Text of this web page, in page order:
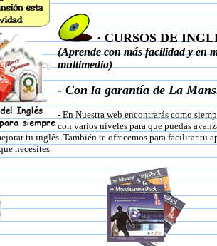
· CURSOS DE
(Aprende con más facilidad y en
multimedia)
- Con la garantía de La
- En Nuestra web encontrarás como
con varios niveles para que puedas
tu inglés. También te ofrecemos para facilitar tu
necesites.